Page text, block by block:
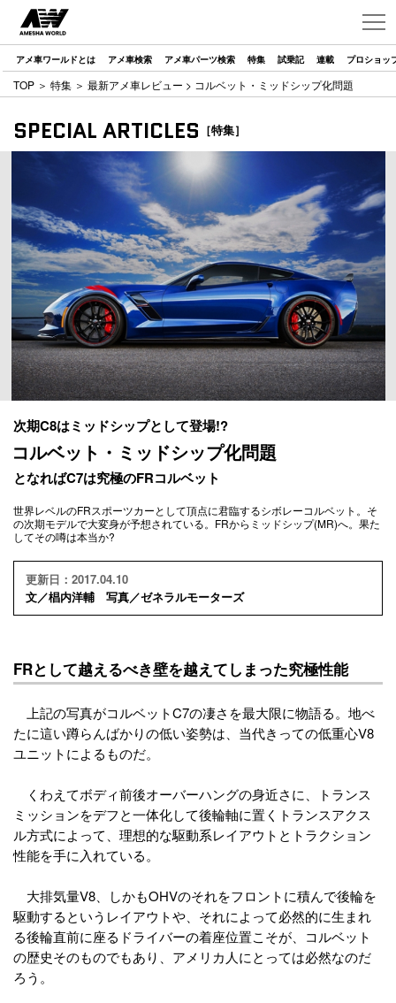
アメ車ワールドとは アメ車検索 アメ車パーツ検索 特集 試乗記 連載 プロショッ
TOP ＞ 特集 ＞ 最新アメ車レビュー > コルベット・ミッドシップ化問題
SPECIAL ARTICLES ［特集］
次期C8はミッドシップとして登場!?
コルベット・ミッドシップ化問題
となればC7は究極のFRコルベット
世界レベルのFRスポーツカーとして頂点に君臨するシボレーコルベット。そ
の次期モデルで大変身が予想されている。FRからミッドシップ(MR)へ。果た
してその噂は本当か?
更新日：2017.04.10
文／椙内洋輔 写真／ゼネラルモーターズ
FRとして越えるべき壁を越えてしまった究極性能
上記の写真がコルベットC7の凄さを最大限に物語る。地べ
たに這い蹲らんばかりの低い姿勢は、当代きっての低重心V8
ユニットによるものだ。
くわえてボディ前後オーバーハングの身近さに、トランス
ミッションをデフと一体化して後輪軸に置くトランスアクス
ル方式によって、理想的な駆動系レイアウトとトラクション
性能を手に入れている。
大排気量V8、しかもOHVのそれをフロントに積んで後輪を
駆動するというレイアウトや、それによって必然的に生まれ
る後輪直前に座るドライバーの着座位置こそが、コルベット
の歴史そのものでもあり、アメリカ人にとっては必然なのだ
ろう。